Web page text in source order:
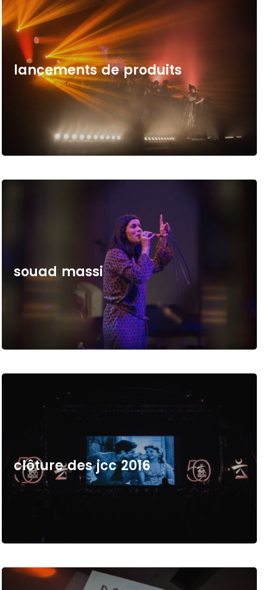
lancements de produits
souad massi
clôture des jcc 2016